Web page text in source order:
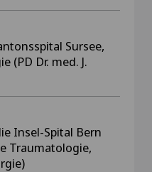
Sursee,
(PD Dr. med. J.
Insel-Spital Bern
Traumatologie,